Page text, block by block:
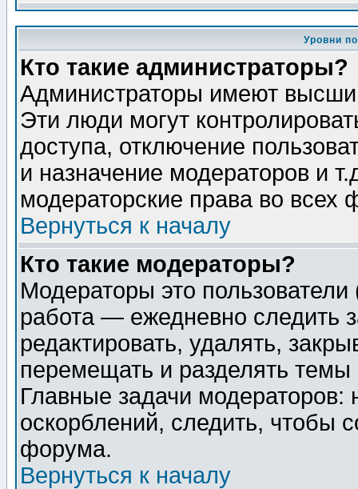
Уровни
Кто такие администраторы?
Администраторы имеют
Эти люди могут
доступа, отключение
и назначение модераторов и
модераторские права во всех
Вернуться к началу
Кто такие модераторы?
Модераторы это
работа — ежедневно следить
редактировать, удалять,
перемещать и разделять
Главные задачи
оскорблений, следить, чтобы
форума.
Вернуться к началу